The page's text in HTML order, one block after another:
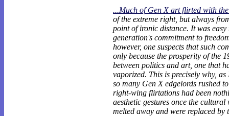
...Much of Gen X art flirted with
of the extreme right, but always
point of ironic distance. It was
generation's commitment to
however, one suspects that such
only because the prosperity of the
between politics and art, one that
vaporized. This is precisely why,
so many Gen X edgelords rushed
right-wing flirtations had been
aesthetic gestures once the cultural
melted away and were replaced by